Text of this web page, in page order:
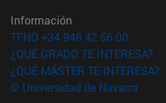
Información
TFNO +34 948 42 56 00
¿QUÉ GRADO TE INTERESA?
¿QUÉ MÁSTER TE INTERESA?
© Universidad de Navarra